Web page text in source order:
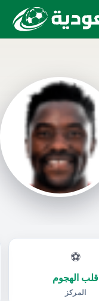
⚽
قلب الهجوم
المركز